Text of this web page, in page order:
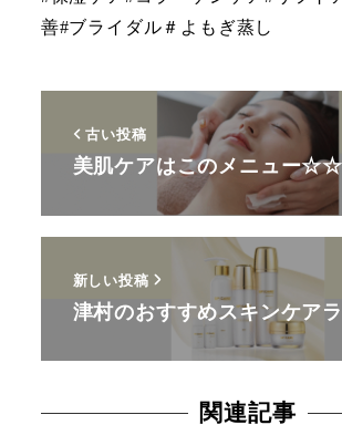
善#ブライダル＃よもぎ蒸し
古い投稿
美肌ケアはこのメニュー☆☆
新しい投稿
津村のおすすめスキンケア
関連記事